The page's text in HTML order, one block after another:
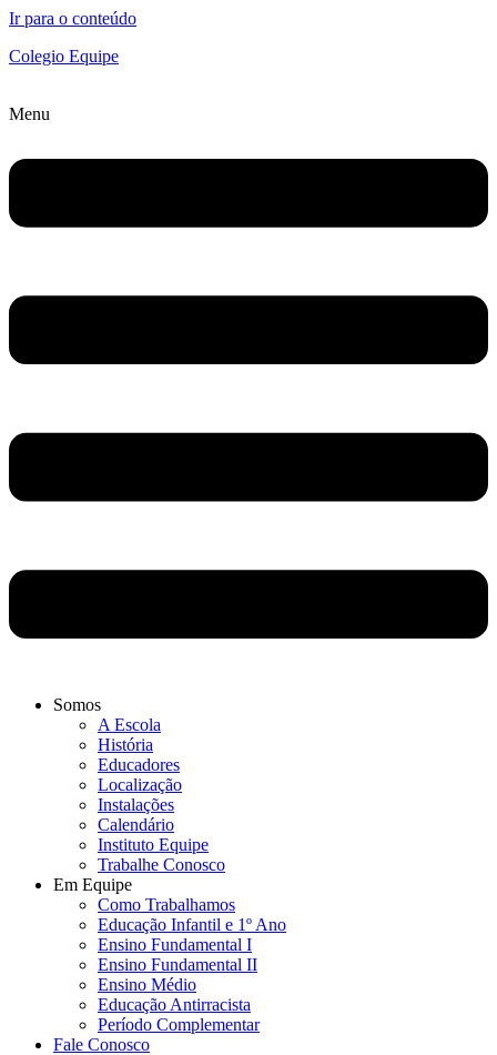
Ir para o conteúdo
Colegio Equipe
Menu
Somos
A Escola
História
Educadores
Localização
Instalações
Calendário
Instituto Equipe
Trabalhe Conosco
Em Equipe
Como Trabalhamos
Educação Infantil e 1º Ano
Ensino Fundamental I
Ensino Fundamental II
Ensino Médio
Educação Antirracista
Período Complementar
Fale Conosco